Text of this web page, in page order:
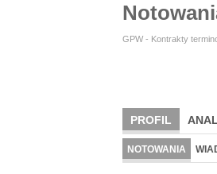
GPW - Kontrakty
PROFIL
NOTOWANIA